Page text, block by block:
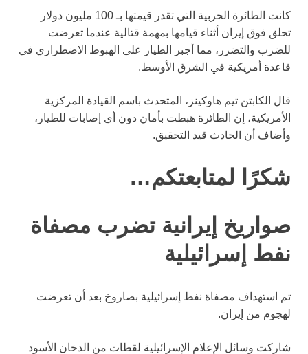
كانت الطائرة الحربية التي تقدر قيمتها بـ 100 مليون دولار
تحلق فوق إيران أثناء قيامها بمهمة قتالية عندما تعرضت
للضرب والتضرر، مما أجبر الطيار على الهبوط الاضطراري في
قاعدة أمريكية في الشرق الأوسط.
قال الكابتن تيم هاوكينز، المتحدث باسم القيادة المركزية
الأمريكية، إن الطائرة هبطت بأمان دون أي إصابات للطيار،
وأضاف أن الحادث قيد التحقيق.
شكرًا لمتابعتكم…
صواريخ إيرانية تضرب مصفاة
نفط إسرائيلية
تم استهداف مصفاة نفط إسرائيلية بصاروخ بعد أن تعرضت
لهجوم من إيران.
شاركت وسائل الإعلام الإسرائيلية لقطات من الدخان الأسود